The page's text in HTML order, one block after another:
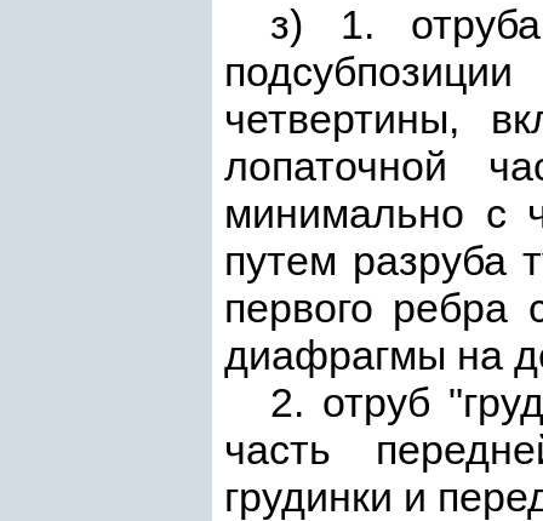
з) 1.
четвертины,
лопаточной
минимально с
путем разруба
первого ребра
диафрагмы на
2. отруб
часть
грудинки и